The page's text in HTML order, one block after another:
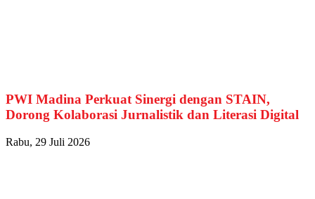
PWI Madina Perkuat Sinergi dengan STAIN,
Dorong Kolaborasi Jurnalistik dan Literasi Digital
Rabu, 29 Juli 2026